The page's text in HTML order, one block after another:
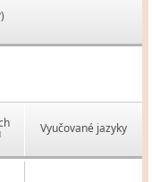
Vyučované jazyky